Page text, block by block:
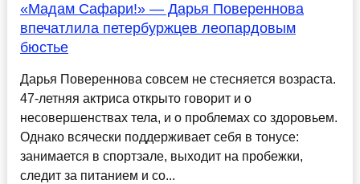
«Мадам Сафари!» — Дарья Повереннова
впечатлила петербуржцев леопардовым
бюстье
Дарья Повереннова совсем не стесняется возраста.
47-летняя актриса открыто говорит и о
несовершенствах тела, и о проблемах со здоровьем.
Однако всячески поддерживает себя в тонусе:
занимается в спортзале, выходит на пробежки,
следит за питанием и со...